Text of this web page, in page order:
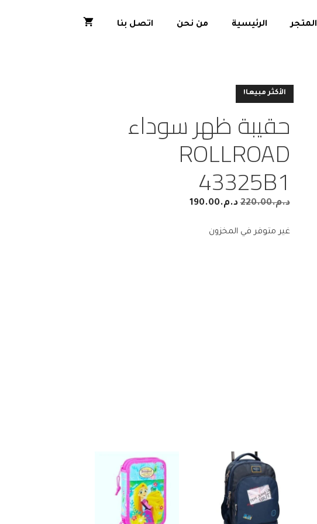
المتجر الرئيسية من نحن اتصل بنا
الأكثر مبيعا!
حقيبة ظهر سوداء
ROLLROAD
43325B1
د.م.220.00 د.م.190.00
غير متوفر في المخزون